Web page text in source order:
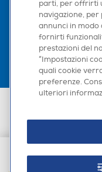
Scarica la nostra
n. 13337170156. Codice
agli Artt. 45 e ss del
parti, per offrirti
navigazione,
annunci in modo
fornirti
prestazioni del
“Impostazioni
quali cookie
preferenze.
ulteriori